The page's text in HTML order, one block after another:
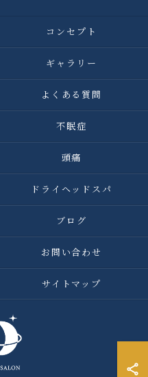
コンセプト
ギャラリー
よくある質問
不眠症
頭痛
ドライヘッドスパ
ブログ
お問い合わせ
サイトマップ